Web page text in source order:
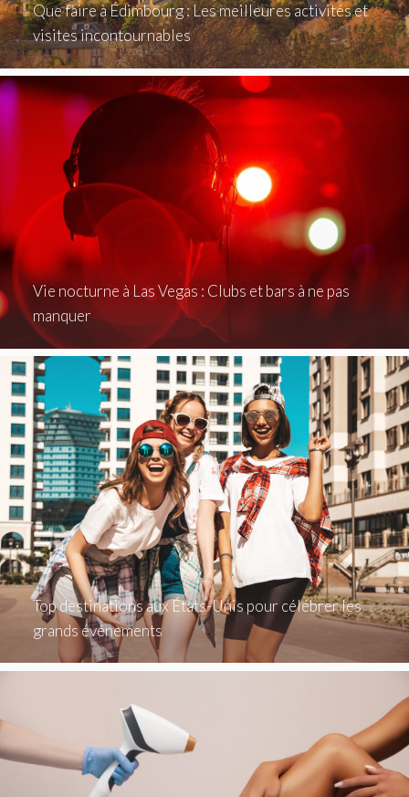
Que faire à Édimbourg : Les meilleures activités et
visites incontournables
Vie nocturne à Las Vegas : Clubs et bars à ne pas
manquer
Top destinations aux États-Unis pour célébrer les
grands événements